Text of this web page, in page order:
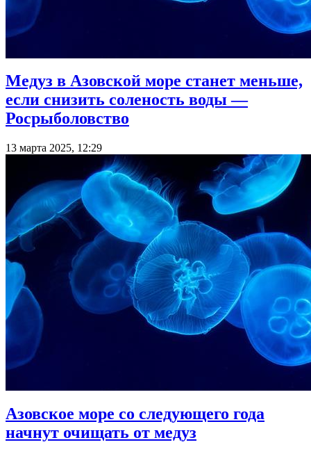
Медуз в Азовской море станет меньше,
если снизить соленость воды —
Росрыболовство
13 марта 2025, 12:29
Азовское море со следующего года
начнут очищать от медуз